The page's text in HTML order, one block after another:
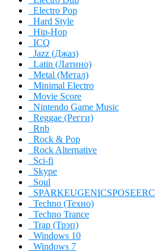
Electro Pop
Hard Style
Hip-Hop
ICQ
Jazz (Джаз)
Latin (Латино)
Metal (Метал)
Minimal Electro
Movie Score
Nintendo Game Music
Reggae (Регги)
Rnb
Rock & Pop
Rock Alternative
Sci-fi
Skype
Soul
Techno (Техно)
Techno Trance
Trap (Трэп)
Windows 10
Windows 7